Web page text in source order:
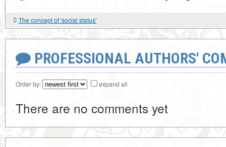
The concept of 'social status'
PROFESSIONAL AUTHORS'
Order by: expand all
There are no comments yet